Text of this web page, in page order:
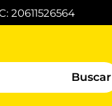
20611526564
Buscar